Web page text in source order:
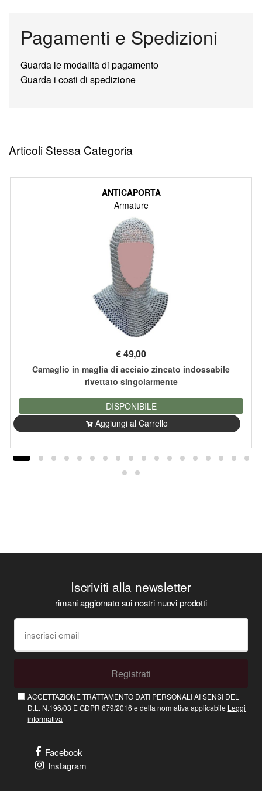
Pagamenti e Spedizioni
Guarda le modalità di pagamento
Guarda i costi di spedizione
Articoli Stessa Categoria
ANTICAPORTA
Armature
€49,00
Camaglio in maglia di acciaio zincato indossabile
rivettato singolarmente
DISPONIBILE
Aggiungi al Carrello
Iscriviti alla newsletter
rimani aggiornato sui nostri nuovi prodotti
Registrati
ACCETTAZIONE TRATTAMENTO DATI PERSONALI AI SENSI DEL
D.L. N.196/03 E GDPR 679/2016 e della normativa applicabile Leggi
informativa
Facebook
Instagram